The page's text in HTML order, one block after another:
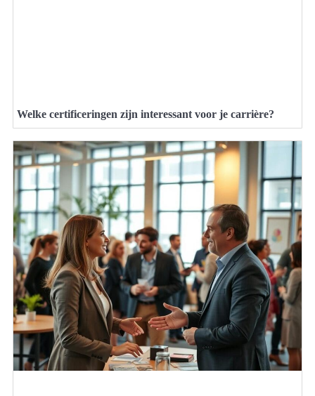
Welke certificeringen zijn interessant voor je carrière?